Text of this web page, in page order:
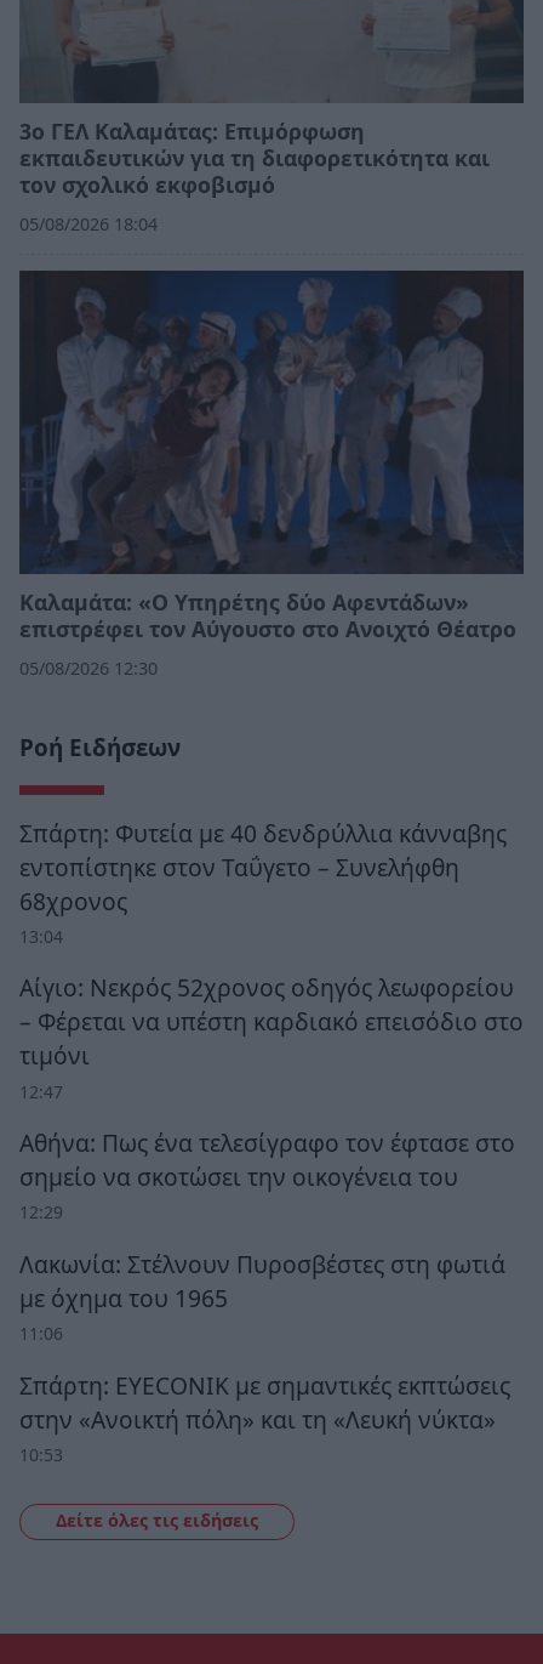
3ο ΓΕΛ Καλαμάτας: Επιμόρφωση
εκπαιδευτικών για τη διαφορετικότητα και
τον σχολικό εκφοβισμό
05/08/2026 18:04
Καλαμάτα: «Ο Υπηρέτης δύο Αφεντάδων»
επιστρέφει τον Αύγουστο στο Ανοιχτό Θέατρο
05/08/2026 12:30
Ροή Ειδήσεων
Σπάρτη: Φυτεία με 40 δενδρύλλια κάνναβης
εντοπίστηκε στον Ταΰγετο – Συνελήφθη
68χρονος
13:04
Αίγιο: Νεκρός 52χρονος οδηγός λεωφορείου
– Φέρεται να υπέστη καρδιακό επεισόδιο στο
τιμόνι
12:47
Αθήνα: Πως ένα τελεσίγραφο τον έφτασε στο
σημείο να σκοτώσει την οικογένεια του
12:29
Λακωνία: Στέλνουν Πυροσβέστες στη φωτιά
με όχημα του 1965
11:06
Σπάρτη: EYECONIK με σημαντικές εκπτώσεις
στην «Ανοικτή πόλη» και τη «Λευκή νύκτα»
10:53
Δείτε όλες τις ειδήσεις